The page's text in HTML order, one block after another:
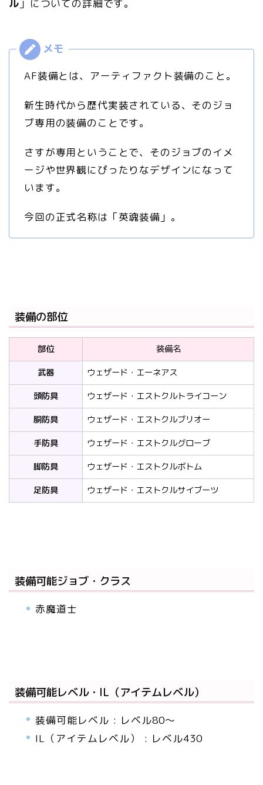
ル 」についての詳細です。
AF装備とは、アーティファクト装備のこと。
新生時代から歴代実装されている、そのジョ
ブ専用の装備のことです。
さすが専用ということで、そのジョブのイメ
ージや世界観にぴったりなデザインになって
います。
今回の正式名称は「英魂装備」。
装備の部位
部位
装備名
武器
ウェザード・エーネアス
頭防具
ウェザード・エストクルトライコーン
胴防具
ウェザード・エストクルブリオー
手防具
ウェザード・エストクルグローブ
脚防具
ウェザード・エストクルボトム
足防具
ウェザード・エストクルサイブーツ
装備可能ジョブ・クラス
赤魔道士
装備可能レベル・IL（アイテムレベル）
装備可能レベル : レベル80～
IL（アイテムレベル） : レベル430